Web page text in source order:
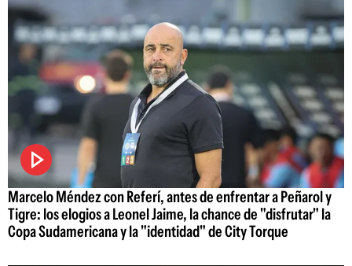
Marcelo Méndez con Referí, antes de enfrentar a Peñarol y
Tigre: los elogios a Leonel Jaime, la chance de "disfrutar" la
Copa Sudamericana y la "identidad" de City Torque